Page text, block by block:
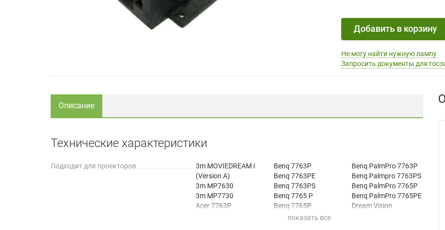
Добавить в корзину
Не могу найти нужную лампу
Запросить документы для
Описание
Технические характеристики
Подходит для проекторов
3m MOVIEDREAM I
(Version A)
3m MP7630
3m MP7730
Acer 7763P
Benq 7763P
Benq 7763PE
Benq 7763PS
Benq 7765 P
Benq 7765P
Benq 7765PE
Benq PalmPro 7763P
Benq Palmpro 7763PS
Benq PalmPro 7765P
Benq PalmPro 7765PE
Dream Vision